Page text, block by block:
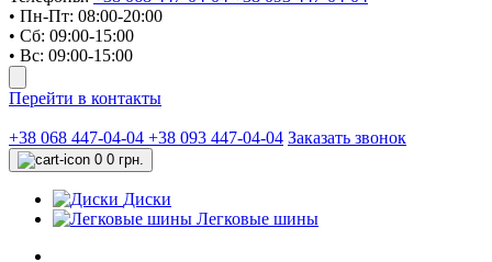
• Пн-Пт: 08:00-20:00
• Сб: 09:00-15:00
• Вс: 09:00-15:00
Перейти в контакты
+38 068 447-04-04 +38 093 447-04-04 Заказать звонок
0 0 грн.
Диски
Легковые шины